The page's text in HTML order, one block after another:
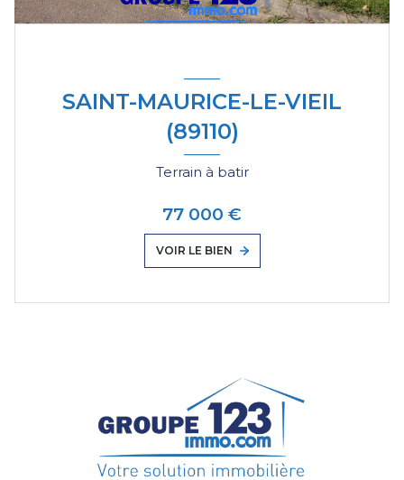
SAINT-MAURICE-LE-VIEIL
(89110)
Terrain à batir
77 000 €
VOIR LE BIEN